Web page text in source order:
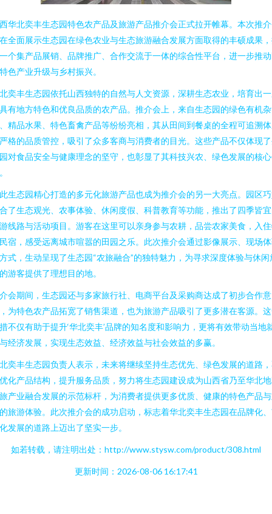
华北奕丰生态园特色农产品及旅游产品推介会正式拉开帷幕。本次推
全面展示生态园在绿色农业与生态旅游融合发展方面取得的丰硕成果
个集产品展销、品牌推广、合作交流于一体的综合性平台，进一步推
色产业升级与乡村振兴。
奕丰生态园依托山西独特的自然与人文资源，深耕生态农业，培育出
有地方特色和优良品质的农产品。推介会上，来自生态园的绿色有机杂
精品水果、特色畜禽产品等纷纷亮相，其从田间到餐桌的全程可追溯
格的品质管控，吸引了众多客商与消费者的目光。这些产品不仅体现
对食品安全与健康理念的坚守，也彰显了其科技兴农、绿色发展的核
生态园精心打造的多元化旅游产品也成为推介会的另一大亮点。园区
了生态观光、农事体验、休闲度假、科普教育等功能，推出了四季皆
线路与活动项目。游客在这里可以亲身参与农耕，品尝农家美食，入
宿，感受远离城市喧嚣的田园之乐。此次推介会通过影像展示、现场
式，生动呈现了生态园“农旅融合”的独特魅力，为寻求深度体验与休闲
游客提供了理想目的地。
会期间，生态园还与多家旅行社、电商平台及采购商达成了初步合作意
为特色农产品拓宽了销售渠道，也为旅游产品吸引了更多潜在客源。
不仅有助于提升‘华北奕丰’品牌的知名度和影响力，更将有效带动当地
经济发展，实现生态效益、经济效益与社会效益的多赢。
奕丰生态园负责人表示，未来将继续坚持生态优先、绿色发展的道路
化产品结构，提升服务品质，努力将生态园建设成为山西省乃至华北
产业融合发展的示范标杆，为消费者提供更多优质、健康的特色产品
旅游体验。此次推介会的成功启动，标志着华北奕丰生态园在品牌化
发展的道路上迈出了坚实一步。
如若转载，请注明出处：http://www.stysw.com/product/308.html
更新时间：2026-08-06 16:17:41